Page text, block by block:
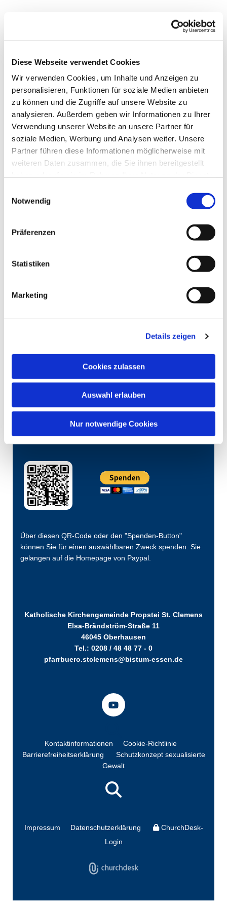
Diese Webseite verwendet Cookies
Wir verwenden Cookies, um Inhalte und Anzeigen zu
personalisieren, Funktionen für soziale Medien anbieten
zu können und die Zugriffe auf unsere Website zu
analysieren. Außerdem geben wir Informationen zu Ihrer
Verwendung unserer Website an unsere Partner für
soziale Medien, Werbung und Analysen weiter. Unsere
Partner führen diese Informationen möglicherweise mit
weiteren Daten zusammen, die Sie ihnen bereitgestellt
Notwendig
Präferenzen
Statistiken
Marketing
Details zeigen
Cookies zulassen
Auswahl erlauben
Nur notwendige Cookies
Dies könnte Sie auch
interessieren
Über diesen QR-Code oder den "Spenden-Button"
können Sie für einen auswählbaren Zweck spenden. Sie
gelangen auf die Homepage von Paypal.
Katholische Kirchengemeinde Propstei St. Clemens
Elsa-Brändström-Straße 11
46045 Oberhausen
Tel.: 0208 / 48 48 77 - 0
pfarrbuero.stclemens@bistum-essen.de
Kontaktinformationen
Cookie-Richtlinie
Barrierefreiheitserklärung
Schutzkonzept sexualisierte
Gewalt
Impressum Datenschutzerklärung
ChurchDesk-
Login